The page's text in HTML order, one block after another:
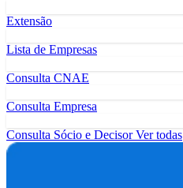
Extensão
Lista de Empresas
Consulta CNAE
Consulta Empresa
Consulta Sócio e DecisorVer todas